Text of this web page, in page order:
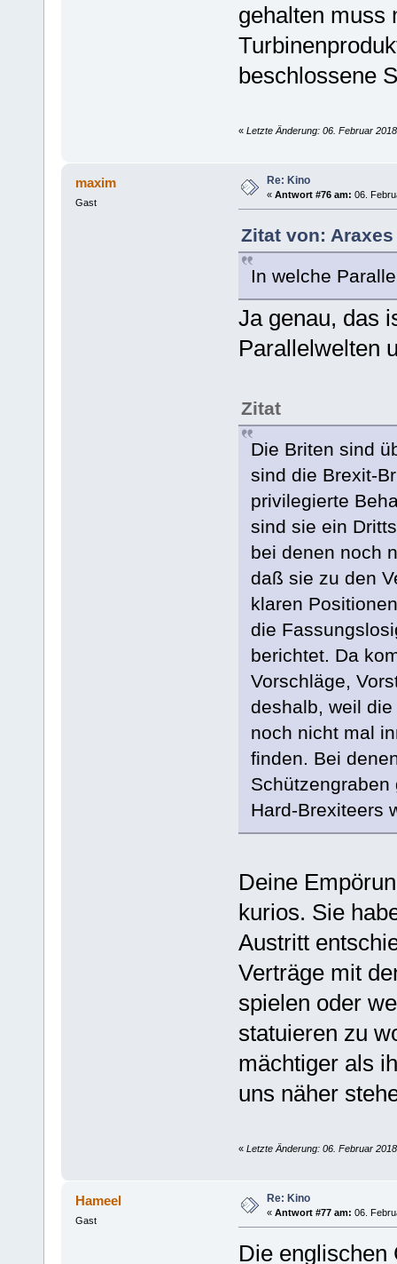
gehalten muss
beschlossene
« Letzte Änderung: 06. Februar
maxim
Gast
Re: Kino
« Antwort #76 am: 06.
Zitat von: Araxes
In welche
Ja genau, das
Parallelwelten
Zitat
Die Briten sind
sind die Brexit-
privilegierte
sind sie ein
bei denen noch
daß sie zu den
klaren
die
berichtet. Da
Vorschläge,
deshalb, weil
noch nicht mal
finden. Bei
Hard-Brexiteers
Deine
kurios. Sie
Austritt
Verträge mit
spielen oder
statuieren zu
mächtiger als
uns näher
« Letzte Änderung: 06. Februar
Hameel
Gast
Re: Kino
« Antwort #77 am: 06.
Die englischen